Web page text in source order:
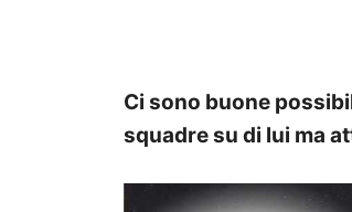
Ci sono buone
squadre su di lui ma